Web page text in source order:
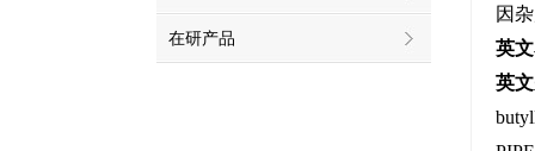
因
英
英
在研产品